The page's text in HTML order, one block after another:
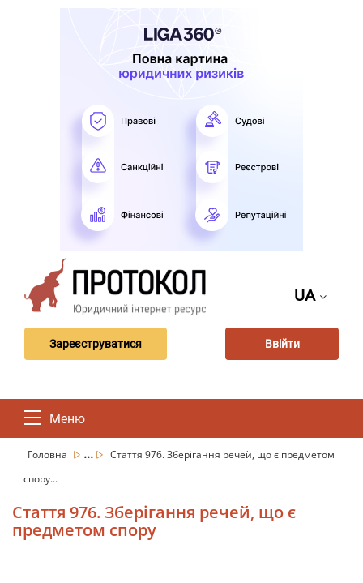
UA
Зареєструватися Ввійти
Меню
Головна ...
Стаття 976. Зберігання речей, що є предметом
спору...
Стаття 976. Зберігання речей, що є
предметом спору